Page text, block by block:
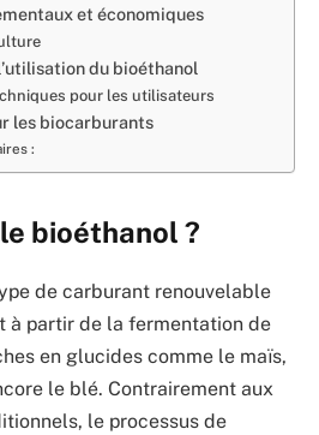
et économiques
du bioéthanol
pour les utilisateurs
les biocarburants
:
bioéthanol ?
de carburant renouvelable
à partir de la fermentation de
en glucides comme le maïs,
le blé. Contrairement aux
le processus de